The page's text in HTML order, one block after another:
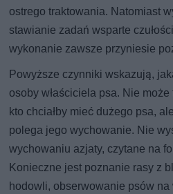
ostrego traktowania. Natomiast
stawianie zadań wsparte
wykonanie zawsze przyniesie
Powyższe czynniki wskazują,
osoby właściciela psa. Nie
kto chciałby mieć dużego psa,
polega jego wychowanie. Nie
wychowaniu azjaty, czytane na
Konieczne jest poznanie rasy z
hodowli, obserwowanie psów na